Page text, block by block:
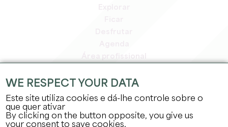
Área profissional
Área de imprensa
Empregos e estágios
Política de privacidade
WE RESPECT YOUR DATA
Este site utiliza cookies e dá-lhe controle sobre o
que quer ativar
By clicking on the button opposite, you give us
your consent to save cookies.